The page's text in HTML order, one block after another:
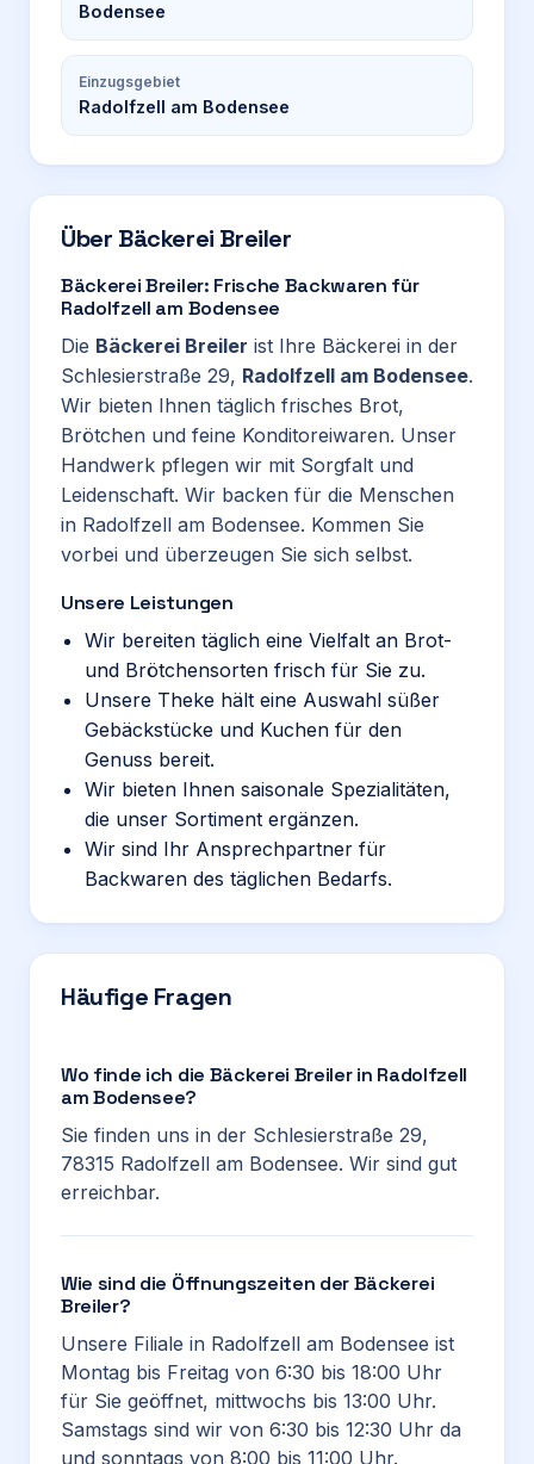
Bodensee
Einzugsgebiet
Radolfzell am Bodensee
Über Bäckerei Breiler
Bäckerei Breiler: Frische Backwaren für
Radolfzell am Bodensee
Die Bäckerei Breiler ist Ihre Bäckerei in der
Schlesierstraße 29, Radolfzell am Bodensee.
Wir bieten Ihnen täglich frisches Brot,
Brötchen und feine Konditoreiwaren. Unser
Handwerk pflegen wir mit Sorgfalt und
Leidenschaft. Wir backen für die Menschen
in Radolfzell am Bodensee. Kommen Sie
vorbei und überzeugen Sie sich selbst.
Unsere Leistungen
Wir bereiten täglich eine Vielfalt an Brot-
und Brötchensorten frisch für Sie zu.
Unsere Theke hält eine Auswahl süßer
Gebäckstücke und Kuchen für den
Genuss bereit.
Wir bieten Ihnen saisonale Spezialitäten,
die unser Sortiment ergänzen.
Wir sind Ihr Ansprechpartner für
Backwaren des täglichen Bedarfs.
Häufige Fragen
Wo finde ich die Bäckerei Breiler in Radolfzell
am Bodensee?
Sie finden uns in der Schlesierstraße 29,
78315 Radolfzell am Bodensee. Wir sind gut
erreichbar.
Wie sind die Öffnungszeiten der Bäckerei
Breiler?
Unsere Filiale in Radolfzell am Bodensee ist
Montag bis Freitag von 6:30 bis 18:00 Uhr
für Sie geöffnet, mittwochs bis 13:00 Uhr.
Samstags sind wir von 6:30 bis 12:30 Uhr da
und sonntags von 8:00 bis 11:00 Uhr.